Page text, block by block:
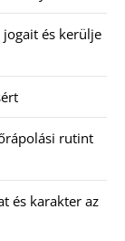
jogait és kerülje
rutint
és karakter az